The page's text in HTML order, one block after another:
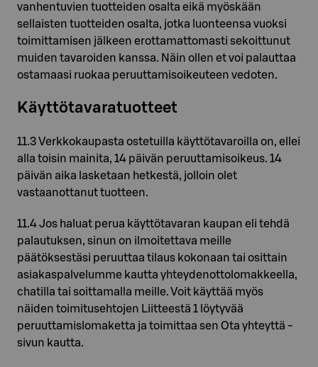
vanhentuvien tuotteiden osalta eikä myöskään
sellaisten tuotteiden osalta, jotka luonteensa vuoksi
toimittamisen jälkeen erottamattomasti sekoittunut
muiden tavaroiden kanssa. Näin ollen et voi palauttaa
ostamaasi ruokaa peruuttamisoikeuteen vedoten.
Käyttötavaratuotteet
11.3 Verkkokaupasta ostetuilla käyttötavaroilla on, ellei
alla toisin mainita, 14 päivän peruuttamisoikeus. 14
päivän aika lasketaan hetkestä, jolloin olet
vastaanottanut tuotteen.
11.4 Jos haluat perua käyttötavaran kaupan eli tehdä
palautuksen, sinun on ilmoitettava meille
päätöksestäsi peruuttaa tilaus kokonaan tai osittain
asiakaspalvelumme kautta yhteydenottolomakkeella,
chatilla tai soittamalla meille. Voit käyttää myös
näiden toimitusehtojen Liitteestä 1 löytyvää
peruuttamislomaketta ja toimittaa sen Ota yhteyttä -
sivun kautta.